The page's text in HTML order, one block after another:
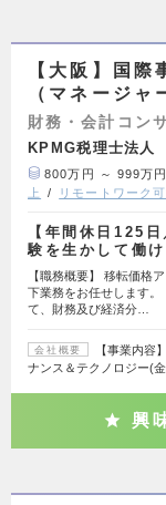
【大阪】国
（マネージャ
財務・会計コン
KPMG税理士法人
800万円 ～ 999万円
上
リモートワーク
【年間休日125
験を生かして働け
【職務概要】 移転価格
下業務をお任せします。
て、財務及び経済分…
会社概要
【事業内容
ナンス＆テクノロジー(
興